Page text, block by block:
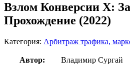
Взлом Конверсии Х:
Прохождение (2022)
Категория: Арбитраж трафика,
Автор: Владимир Сургай